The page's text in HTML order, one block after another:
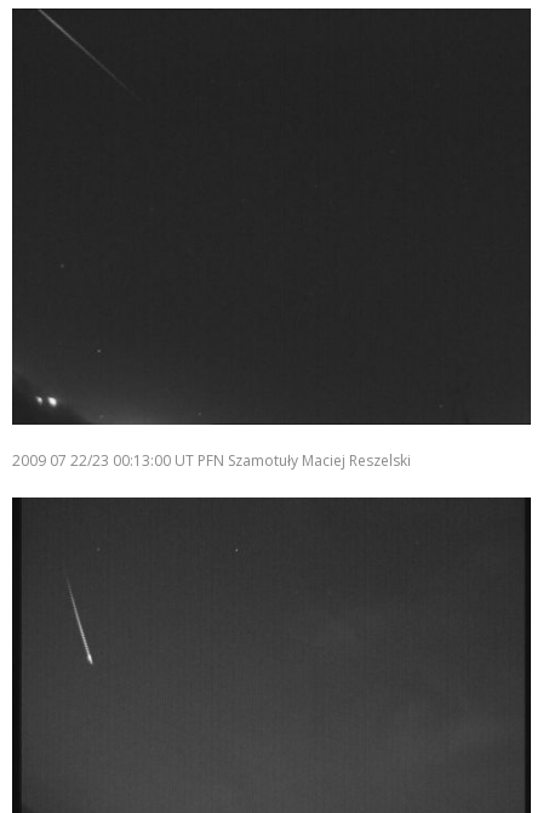
2009 07 22/23 00:13:00 UT PFN Szamotuły Maciej Reszelski